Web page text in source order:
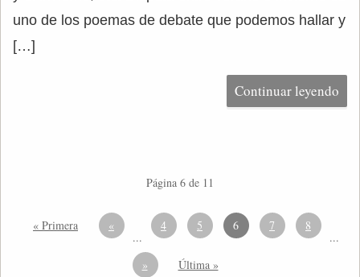
uno de los poemas de debate que podemos hallar y
[…]
Continuar leyendo
Página 6 de 11
« Primera «
...
4 5 6 7 8
...
»
Última »